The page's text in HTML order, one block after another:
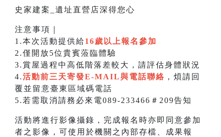
史家建案_遺址直營店深得您心
注意事項｜
1.本次活動提供給16歲以上報名參加
2.僅開放5位貴賓蒞臨體驗
3.賞屋過程中高低階落差較大，請評估身體狀況
4.活動前三天寄發E-MAIL與電話聯絡 ，煩請回
覆並留意臺東區域碼電話
5.若需取消請務必來電089-233466＃209告知
活動將進行影像攝錄，完成報名時亦即同意參加
者之影像，可使用於機關之內部存檔、成果報